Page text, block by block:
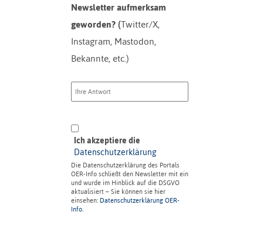
Newsletter aufmerksam
geworden? (Twitter/X,
Instagram, Mastodon,
Bekannte, etc.)
Ich akzeptiere die
Datenschutzerklärung
Die Datenschutzerklärung des Portals
OER-Info schließt den Newsletter mit ein
und wurde im Hinblick auf die DSGVO
aktualisiert – Sie können sie hier
einsehen: Datenschutzerklärung OER-
Info.